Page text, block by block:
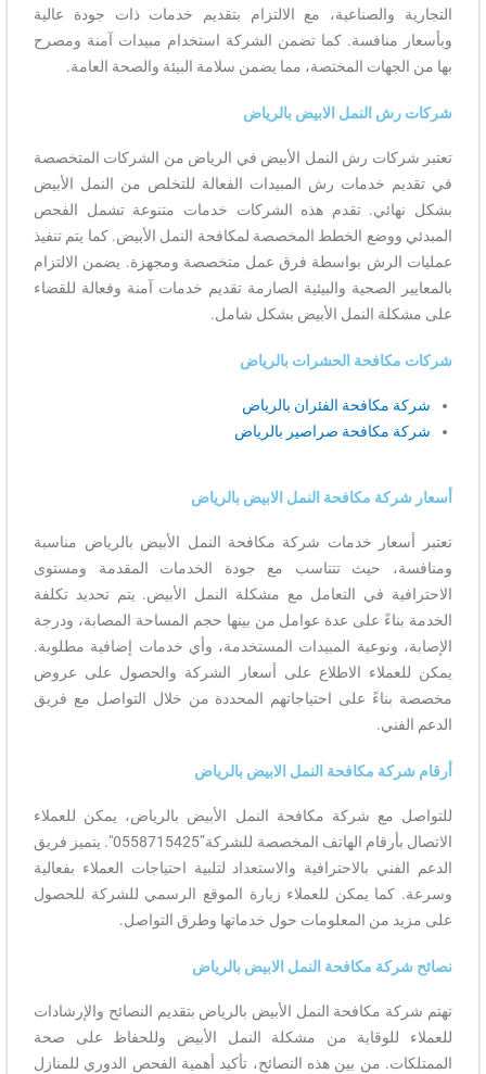
التجارية والصناعية، مع الالتزام بتقديم خدمات ذات جودة عالية
وبأسعار منافسة. كما تضمن الشركة استخدام مبيدات آمنة ومصرح
بها من الجهات المختصة، مما يضمن سلامة البيئة والصحة العامة.
شركات رش النمل الابيض بالرياض
تعتبر شركات رش النمل الأبيض في الرياض من الشركات المتخصصة
في تقديم خدمات رش المبيدات الفعالة للتخلص من النمل الأبيض
بشكل نهائي. تقدم هذه الشركات خدمات متنوعة تشمل الفحص
المبدئي ووضع الخطط المخصصة لمكافحة النمل الأبيض. كما يتم تنفيذ
عمليات الرش بواسطة فرق عمل متخصصة ومجهزة. يضمن الالتزام
بالمعايير الصحية والبيئية الصارمة تقديم خدمات آمنة وفعالة للقضاء
على مشكلة النمل الأبيض بشكل شامل.
شركات مكافحة الحشرات بالرياض
شركة مكافحة الفئران بالرياض
شركة مكافحة صراصير بالرياض
أسعار شركة مكافحة النمل الابيض بالرياض
تعتبر أسعار خدمات شركة مكافحة النمل الأبيض بالرياض مناسبة
ومنافسة، حيث تتناسب مع جودة الخدمات المقدمة ومستوى
الاحترافية في التعامل مع مشكلة النمل الأبيض. يتم تحديد تكلفة
الخدمة بناءً على عدة عوامل من بينها حجم المساحة المصابة، ودرجة
الإصابة، ونوعية المبيدات المستخدمة، وأي خدمات إضافية مطلوبة.
يمكن للعملاء الاطلاع على أسعار الشركة والحصول على عروض
مخصصة بناءً على احتياجاتهم المحددة من خلال التواصل مع فريق
الدعم الفني.
أرقام شركة مكافحة النمل الابيض بالرياض
للتواصل مع شركة مكافحة النمل الأبيض بالرياض، يمكن للعملاء
الاتصال بأرقام الهاتف المخصصة للشركة”0558715425″. يتميز فريق
الدعم الفني بالاحترافية والاستعداد لتلبية احتياجات العملاء بفعالية
وسرعة. كما يمكن للعملاء زيارة الموقع الرسمي للشركة للحصول
على مزيد من المعلومات حول خدماتها وطرق التواصل.
نصائح شركة مكافحة النمل الابيض بالرياض
تهتم شركة مكافحة النمل الأبيض بالرياض بتقديم النصائح والإرشادات
للعملاء للوقاية من مشكلة النمل الأبيض وللحفاظ على صحة
الممتلكات. من بين هذه النصائح، تأكيد أهمية الفحص الدوري للمنازل